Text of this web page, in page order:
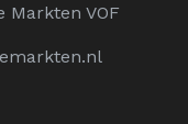
Markten VOF